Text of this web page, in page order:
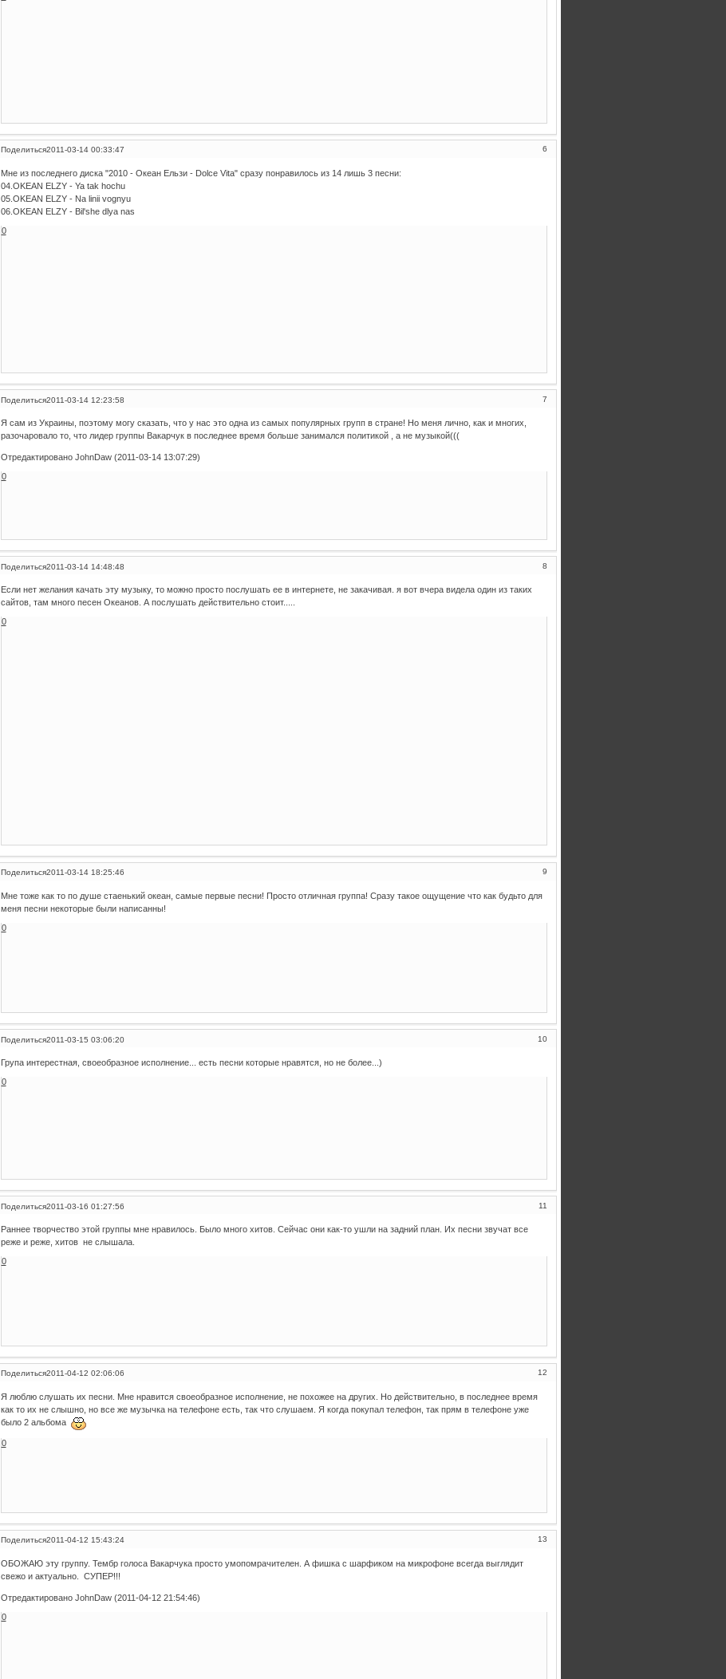
Поделиться 6
2011-03-14 00:33:47
Мне из последнего диска "2010 - Океан Ельзи - Dolce Vita" сразу понравилось из 14 лишь 3 песни:
04.OKEAN ELZY - Ya tak hochu
05.OKEAN ELZY - Na linii vognyu
06.OKEAN ELZY - Bil'she dlya nas
0
Поделиться 7
2011-03-14 12:23:58
Я сам из Украины, поэтому могу сказать, что у нас это одна из самых популярных групп в стране! Но меня лично, как и многих,
разочаровало то, что лидер группы Вакарчук в последнее время больше занимался политикой , а не музыкой(((
Отредактировано JohnDaw (2011-03-14 13:07:29)
0
Поделиться 8
2011-03-14 14:48:48
Если нет желания качать эту музыку, то можно просто послушать ее в интернете, не закачивая. я вот вчера видела один из таких
сайтов, там много песен Океанов. А послушать действительно стоит.....
0
Поделиться 9
2011-03-14 18:25:46
Мне тоже как то по душе стаенький океан, самые первые песни! Просто отличная группа! Сразу такое ощущение что как будьто для
меня песни некоторые были написанны!
0
Поделиться 10
2011-03-15 03:06:20
Група интерестная, своеобразное исполнение... есть песни которые нравятся, но не более...)
0
Поделиться 11
2011-03-16 01:27:56
Раннее творчество этой группы мне нравилось. Было много хитов. Сейчас они как-то ушли на задний план. Их песни звучат все
реже и реже, хитов не слышала.
0
Поделиться 12
2011-04-12 02:06:06
Я люблю слушать их песни. Мне нравится своеобразное исполнение, не похожее на других. Но действительно, в последнее время
как то их не слышно, но все же музычка на телефоне есть, так что слушаем. Я когда покупал телефон, так прям в телефоне уже
было 2 альбома
0
Поделиться 13
2011-04-12 15:43:24
ОБОЖАЮ эту группу. Тембр голоса Вакарчука просто умопомрачителен. А фишка с шарфиком на микрофоне всегда выглядит
свежо и актуально. СУПЕР!!!
Отредактировано JohnDaw (2011-04-12 21:54:46)
0